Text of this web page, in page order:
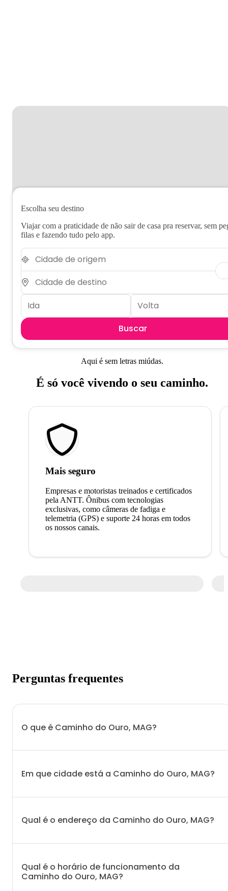
Escolha seu destino
Viajar com a praticidade de não sair de casa pra reservar, sem
filas e fazendo tudo pelo app.
Buscar
Aqui é sem letras miúdas.
É só você vivendo o seu caminho.
Mais seguro
Empresas e motoristas treinados e certificados
pela ANTT. Ônibus com tecnologias
exclusivas, como câmeras de fadiga e
telemetria (GPS) e suporte 24 horas em todos
os nossos canais.
Perguntas frequentes
O que é Caminho do Ouro, MAG?
Em que cidade está a Caminho do Ouro, MAG?
Qual é o endereço da Caminho do Ouro, MAG?
Qual é o horário de funcionamento da
Caminho do Ouro, MAG?